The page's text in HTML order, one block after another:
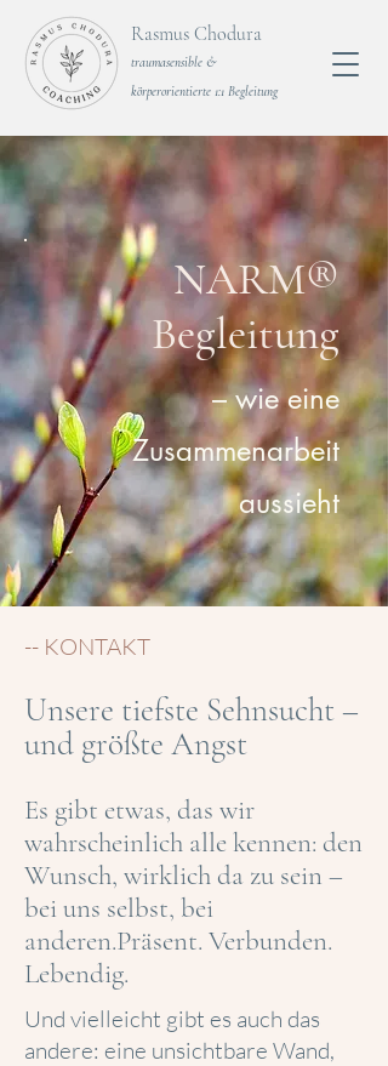
Rasmus Chodura
traumasensible &
körperorientierte 1:1 Begleitung
NARM®
Begleitung
– wie eine
Zusammenarbeit
aussieht
-- KONTAKT
Unsere tiefste Sehnsucht –
und größte Angst
Es gibt etwas, das wir
wahrscheinlich alle kennen: den
Wunsch, wirklich da zu sein –
bei uns selbst, bei
anderen.Präsent. Verbunden.
Lebendig.
Und vielleicht gibt es auch das
andere: eine unsichtbare Wand,